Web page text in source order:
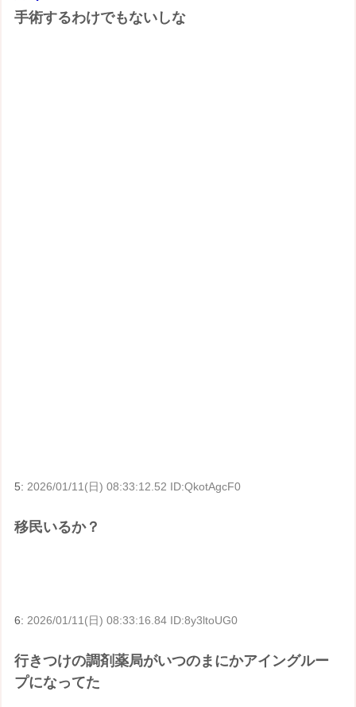
手術するわけでもないしな
5:2026/01/11(日) 08:33:12.52 ID:QkotAgcF0
移民いるか？
6: 2026/01/11(日) 08:33:16.84 ID:8y3ltoUG0
行きつけの調剤薬局がいつのまにかアイングルー
プになってた